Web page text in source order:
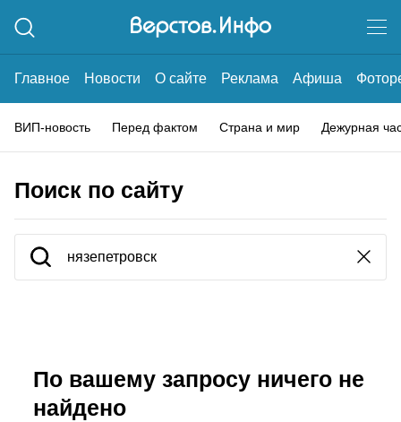
Главное Новости О сайте Реклама Афиша
ВИП-новость Перед фактом Страна и мир Дежурная
Поиск по сайту
По вашему запросу ничего не
найдено